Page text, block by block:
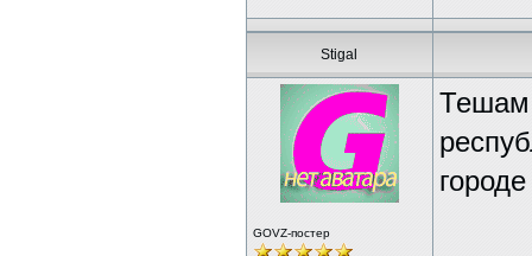
Stigal
GOVZ-постер
Тешам